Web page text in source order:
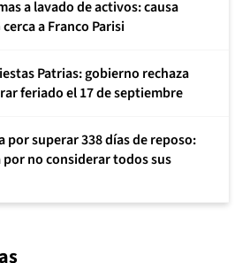
a lavado de activos: causa
a Franco Parisi
Patrias: gobierno rechaza
feriado el 17 de septiembre
por superar 338 días de reposo:
no considerar todos sus